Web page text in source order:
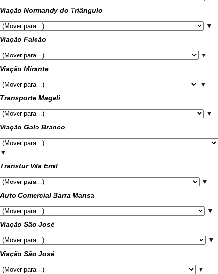
Viação Normandy do Triângulo
▼
Viação Falcão
▼
Viação Mirante
▼
Transporte Mageli
▼
Viação Galo Branco
▼
Transtur Vila Emil
▼
Auto Comercial Barra Mansa
▼
Viação São José
▼
Viação São José
▼